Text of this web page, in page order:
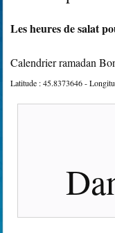
Les heures de salat
Calendrier ramadan
Latitude :45.8373646-